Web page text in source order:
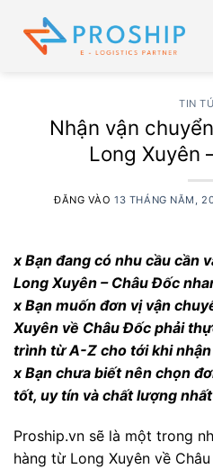
qua
TIN
Nhận vận
Long Xuyên
ĐĂNG VÀO13 THÁNG NĂM,
x Bạn đang có nhu cầu cần
Long Xuyên – Châu Đốc
x Bạn muốn đơn vị vận
Xuyên về Châu Đốc phải
trình từ A-Z cho tới khi nhận
x Bạn chưa biết nên chọn
tốt, uy tín và chất lượng
Proship.vn sẽ là một trong
hàng từ Long Xuyên về